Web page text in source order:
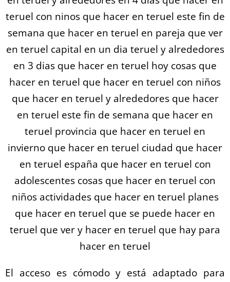
El acceso es cómodo y está adaptado para